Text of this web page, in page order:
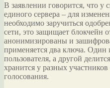
В заявлении говорится, что у
единого сервера – для
необходимо заручиться
сети, это защищает блокчейн
анонимизированы и
применяется два ключа. Один
пользователя, а другой
хранится у разных
голосования.